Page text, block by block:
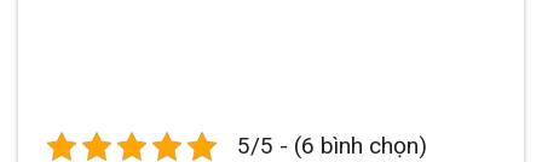
5/5 - (6 bình chọn)